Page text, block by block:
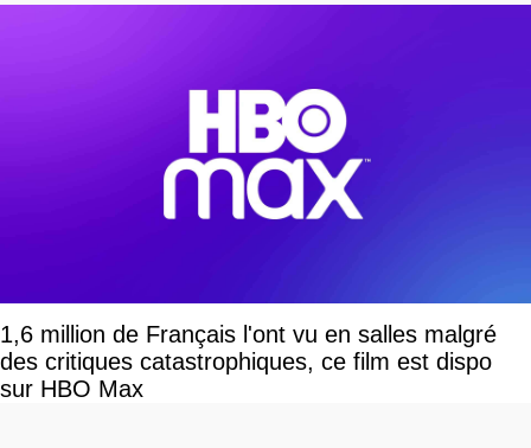
1,6 million de Français l'ont vu en salles malgré
des critiques catastrophiques, ce film est dispo
sur HBO Max